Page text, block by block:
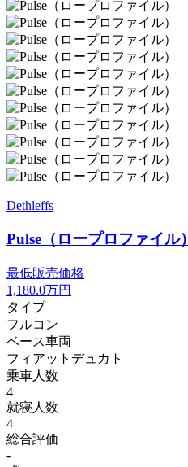
Dethleffs
Pulse（ロープロファイル）
最低販売価格
1,180.0万円
タイプ
フルコン
ベース車両
フィアットデュカト
乗車人数
4
就寝人数
4
総合評価
-